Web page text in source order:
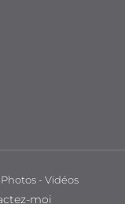
- Vidéos
moi